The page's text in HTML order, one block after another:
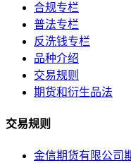
合规专栏
普法专栏
反洗钱专栏
品种介绍
交易规则
期货和衍生品法
交易规则
金信期货有限公司